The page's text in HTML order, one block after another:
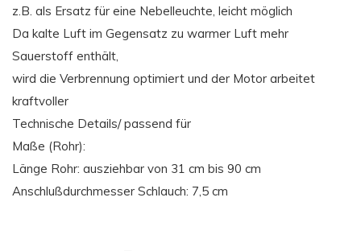
z.B. als Ersatz für eine Nebelleuchte, leicht möglich
Da kalte Luft im Gegensatz zu warmer Luft mehr
Sauerstoff enthält,
wird die Verbrennung optimiert und der Motor arbeitet
kraftvoller
Technische Details/ passend für
Maße (Rohr):
Länge Rohr: ausziehbar von 31 cm bis 90 cm
Anschlußdurchmesser Schlauch: 7,5 cm